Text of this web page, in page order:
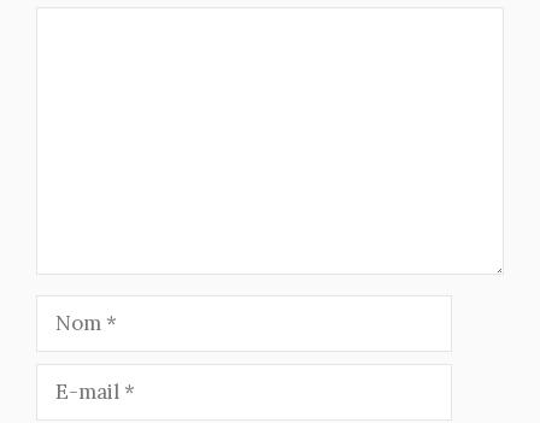
mail